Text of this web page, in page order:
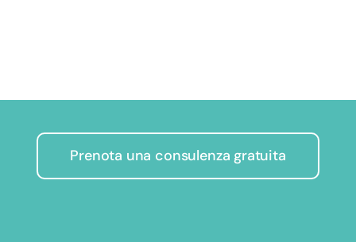
Prenota una consulenza gratuita